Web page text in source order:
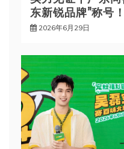
东新锐品牌”称号！
2026年6月29日